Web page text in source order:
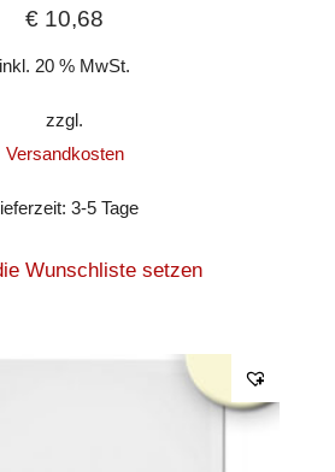
€ 10,68
inkl. 20 % MwSt.
zzgl.
Versandkosten
3-5 Tage
Wunschliste setzen